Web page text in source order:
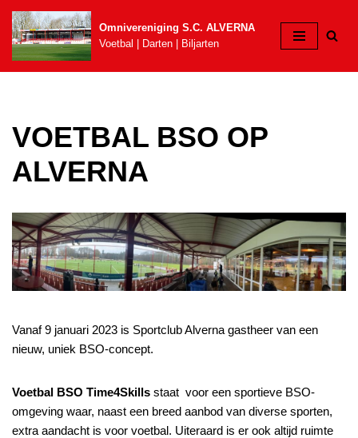
Ga
naar
Omnivereniging S.C. ALVERNA
Voetbal | Darten | Biljarten
VOETBAL BSO OP
ALVERNA
Vanaf 9 januari 2023 is Sportclub Alverna gastheer van een
nieuw, uniek BSO-concept.
Voetbal BSO Time4Skills staat voor een sportieve BSO-
omgeving waar, naast een breed aanbod van diverse sporten,
extra aandacht is voor voetbal. Uiteraard is er ook altijd ruimte